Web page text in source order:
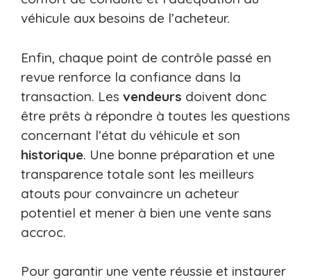
véhicule aux besoins de l’acheteur.
Enfin, chaque point de contrôle passé en
revue renforce la confiance dans la
transaction. Les vendeurs doivent donc
être prêts à répondre à toutes les questions
concernant l’état du véhicule et son
historique. Une bonne préparation et une
transparence totale sont les meilleurs
atouts pour convaincre un acheteur
potentiel et mener à bien une vente sans
accroc.
Pour garantir une vente réussie et instaurer